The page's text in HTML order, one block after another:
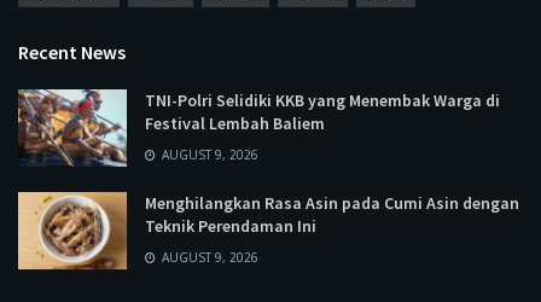
Recent News
TNI-Polri Selidiki KKB yang Menembak Warga di
Festival Lembah Baliem
AUGUST 9, 2026
Menghilangkan Rasa Asin pada Cumi Asin dengan
Teknik Perendaman Ini
AUGUST 9, 2026